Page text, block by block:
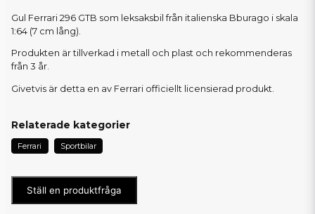
Gul Ferrari 296 GTB som leksaksbil från italienska Bburago i skala
1:64 (7 cm lång).
Produkten är tillverkad i metall och plast och rekommenderas
från 3 år.
Givetvis är detta en av Ferrari officiellt licensierad produkt.
Relaterade kategorier
Ferrari Sportbilar
Ställ en produktfråga